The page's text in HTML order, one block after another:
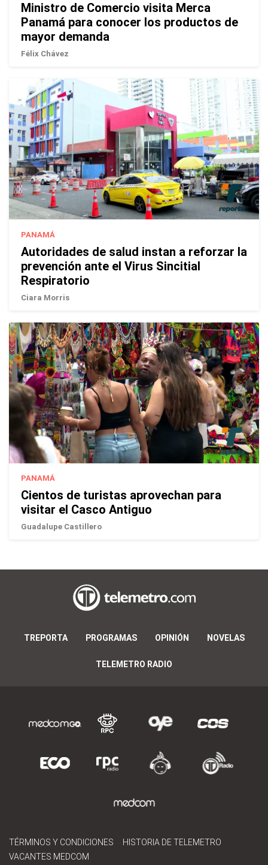
Ministro de Comercio visita Merca
Panamá para conocer los productos de
mayor demanda
Félix Chávez
PANAMÁ
Autoridades de salud instan a reforzar la
prevención ante el Virus Sincitial
Respiratorio
Ciara Morris
PANAMÁ
Cientos de turistas aprovechan para
visitar el Casco Antiguo
Guadalupe Castillero
TREPORTA PROGRAMAS OPINIÓN NOVELAS
TELEMETRO RADIO
TÉRMINOS Y CONDICIONES
HISTORIA DE TELEMETRO
VACANTES MEDCOM